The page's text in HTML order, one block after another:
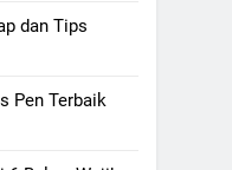
dan Tips
Pen Terbaik